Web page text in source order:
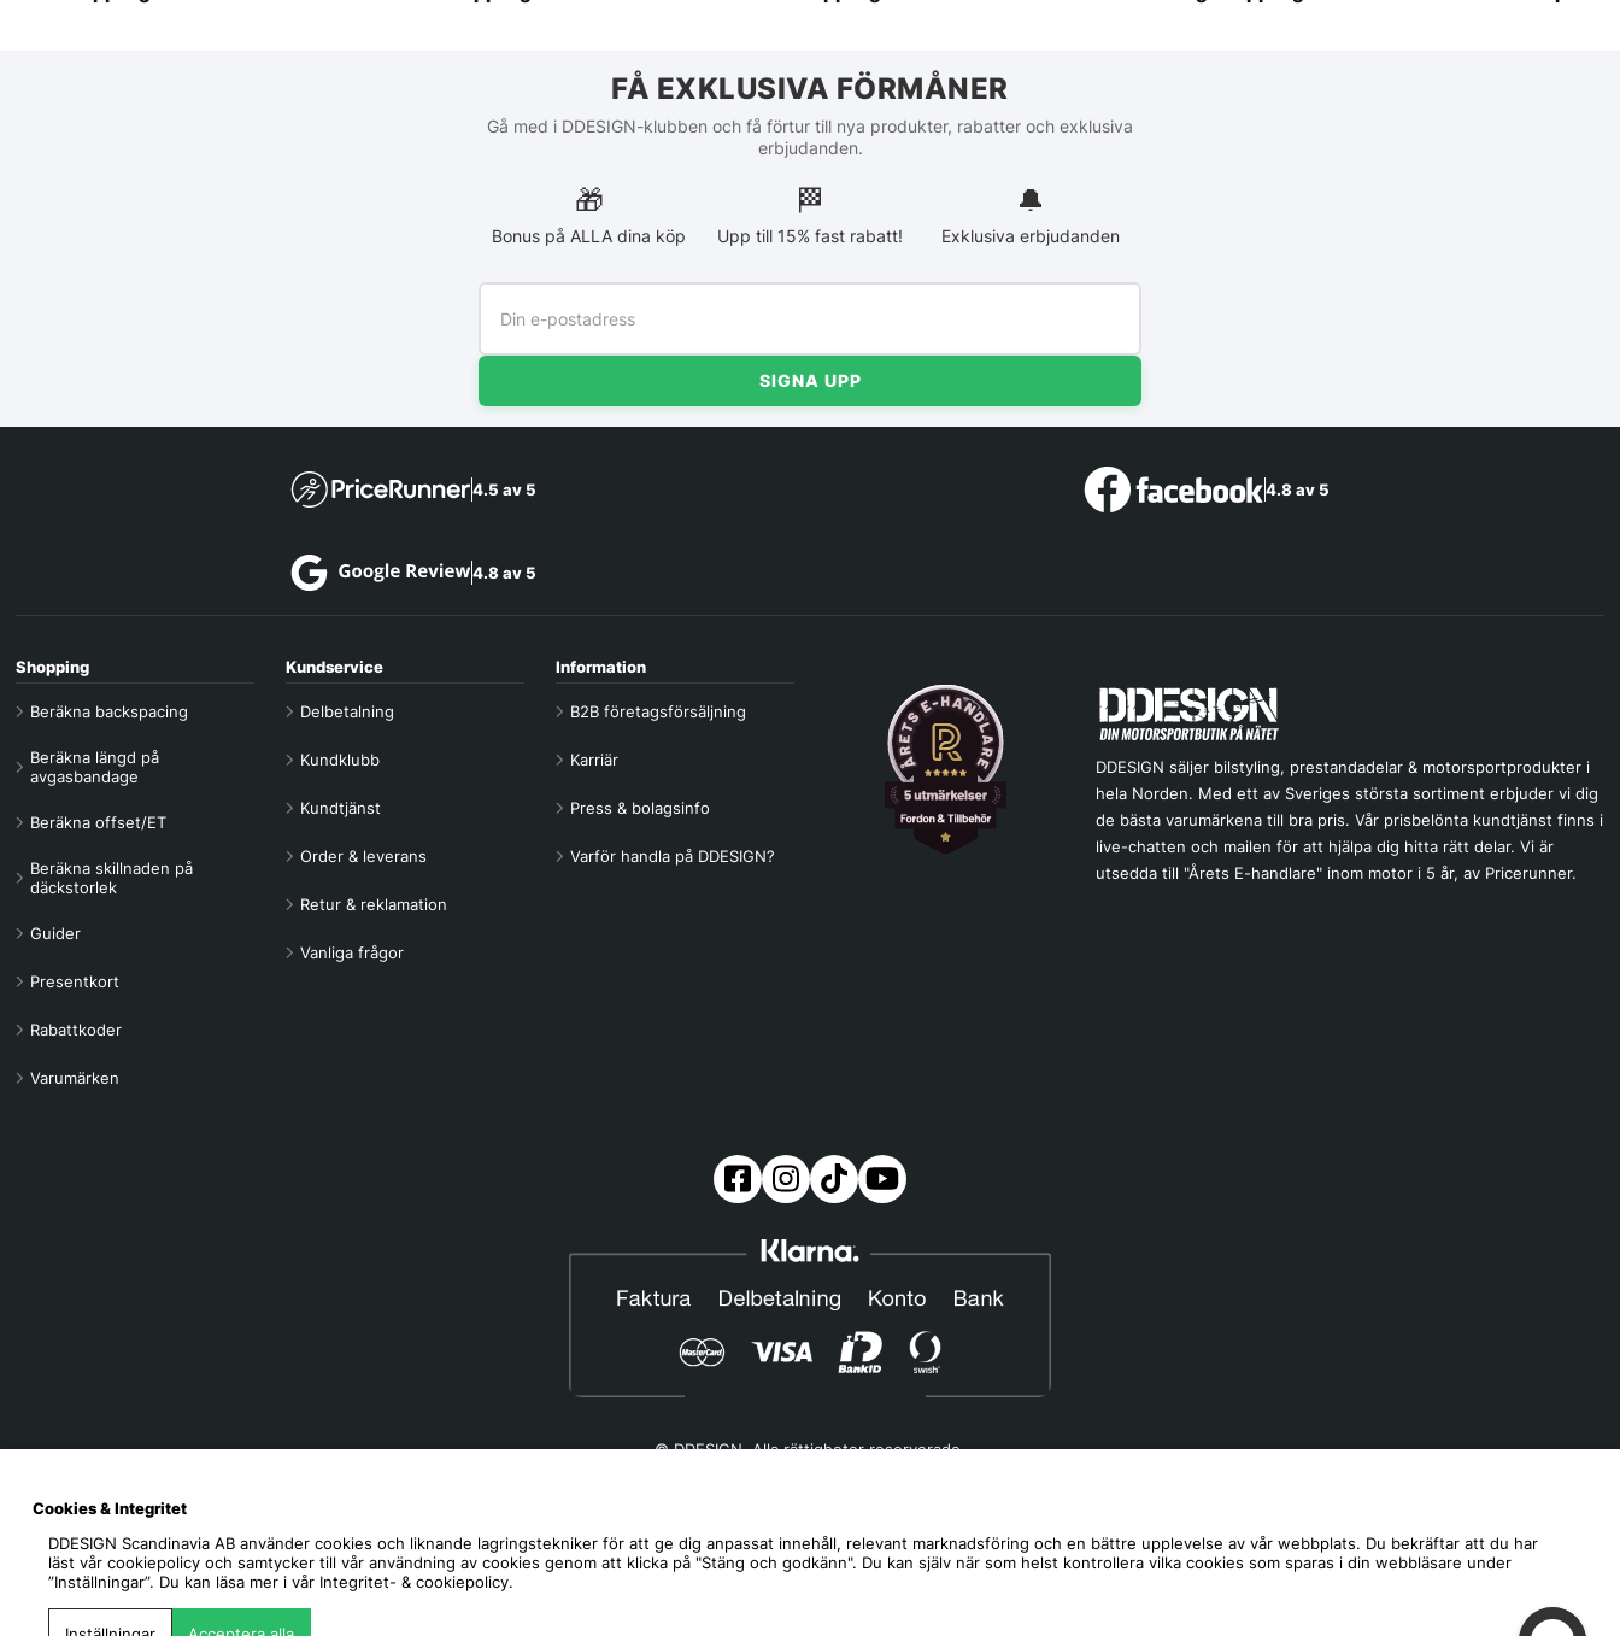
FÅ EXKLUSIVA FÖRMÅNER
Gå med i DDESIGN-klubben och få förtur till nya produkter, rabatter och exklusiva
erbjudanden.
🎁
Bonus på ALLA dina köp
🏁︎
Upp till 15% fast rabatt!
🔔
Exklusiva erbjudanden
SIGNA UPP
4.5 av 5 4.8 av 5
4.8 av 5
Shopping
Beräkna backspacing
Beräkna längd på
avgasbandage
Beräkna offset/ET
Beräkna skillnaden på
däckstorlek
Guider
Presentkort
Rabattkoder
Varumärken
Kundservice
Delbetalning
Kundklubb
Kundtjänst
Order & leverans
Retur & reklamation
Vanliga frågor
Information
B2B företagsförsäljning
Karriär
Press & bolagsinfo
Varför handla på DDESIGN?
DDESIGN säljer bilstyling, prestandadelar & motorsportprodukter i
hela Norden. Med ett av Sveriges största sortiment erbjuder vi dig
de bästa varumärkena till bra pris. Vår prisbelönta kundtjänst finns i
live-chatten och mailen för att hjälpa dig hitta rätt delar. Vi är
utsedda till "Årets E-handlare" inom motor i 5 år, av Pricerunner.
© DDESIGN. Alla rättigheter reserverade.
Helgfria vardagar 10:00-12:00
Cookies & Integritet
DDESIGN Scandinavia AB använder cookies och liknande lagringstekniker för att ge dig anpassat innehåll, relevant marknadsföring och en bättre upplevelse av vår webbplats. Du bekräftar att du har
läst vår cookiepolicy och samtycker till vår användning av cookies genom att klicka på "Stäng och godkänn". Du kan själv när som helst kontrollera vilka cookies som sparas i din webbläsare under
”Inställningar”. Du kan läsa mer i vår Integritet- & cookiepolicy.